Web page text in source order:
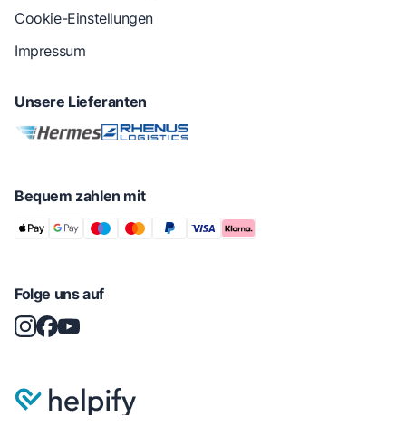
Cookie-Einstellungen
Impressum
Unsere Lieferanten
Bequem zahlen mit
Folge uns auf